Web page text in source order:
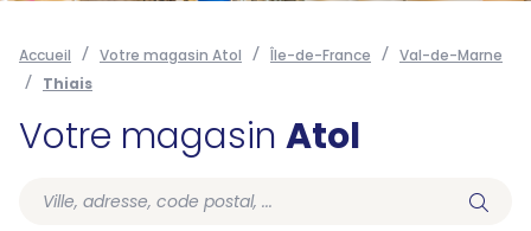
Accueil Votre magasin Atol Île-de-France
Val-de-Marne
Thiais
Votre magasin Atol